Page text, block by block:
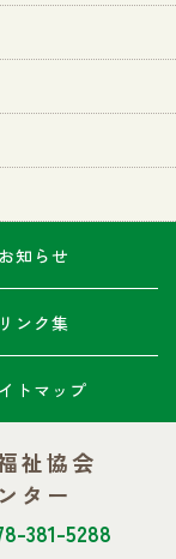
お知らせ
リンク集
トマップ
祉協会
ター
381-5288